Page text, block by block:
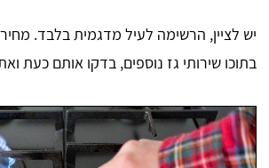
יש לציין, הרשימה לעיל מדגמית בלבד.
בתוכו שירותי גז נוספים, בדקו אותם כעת